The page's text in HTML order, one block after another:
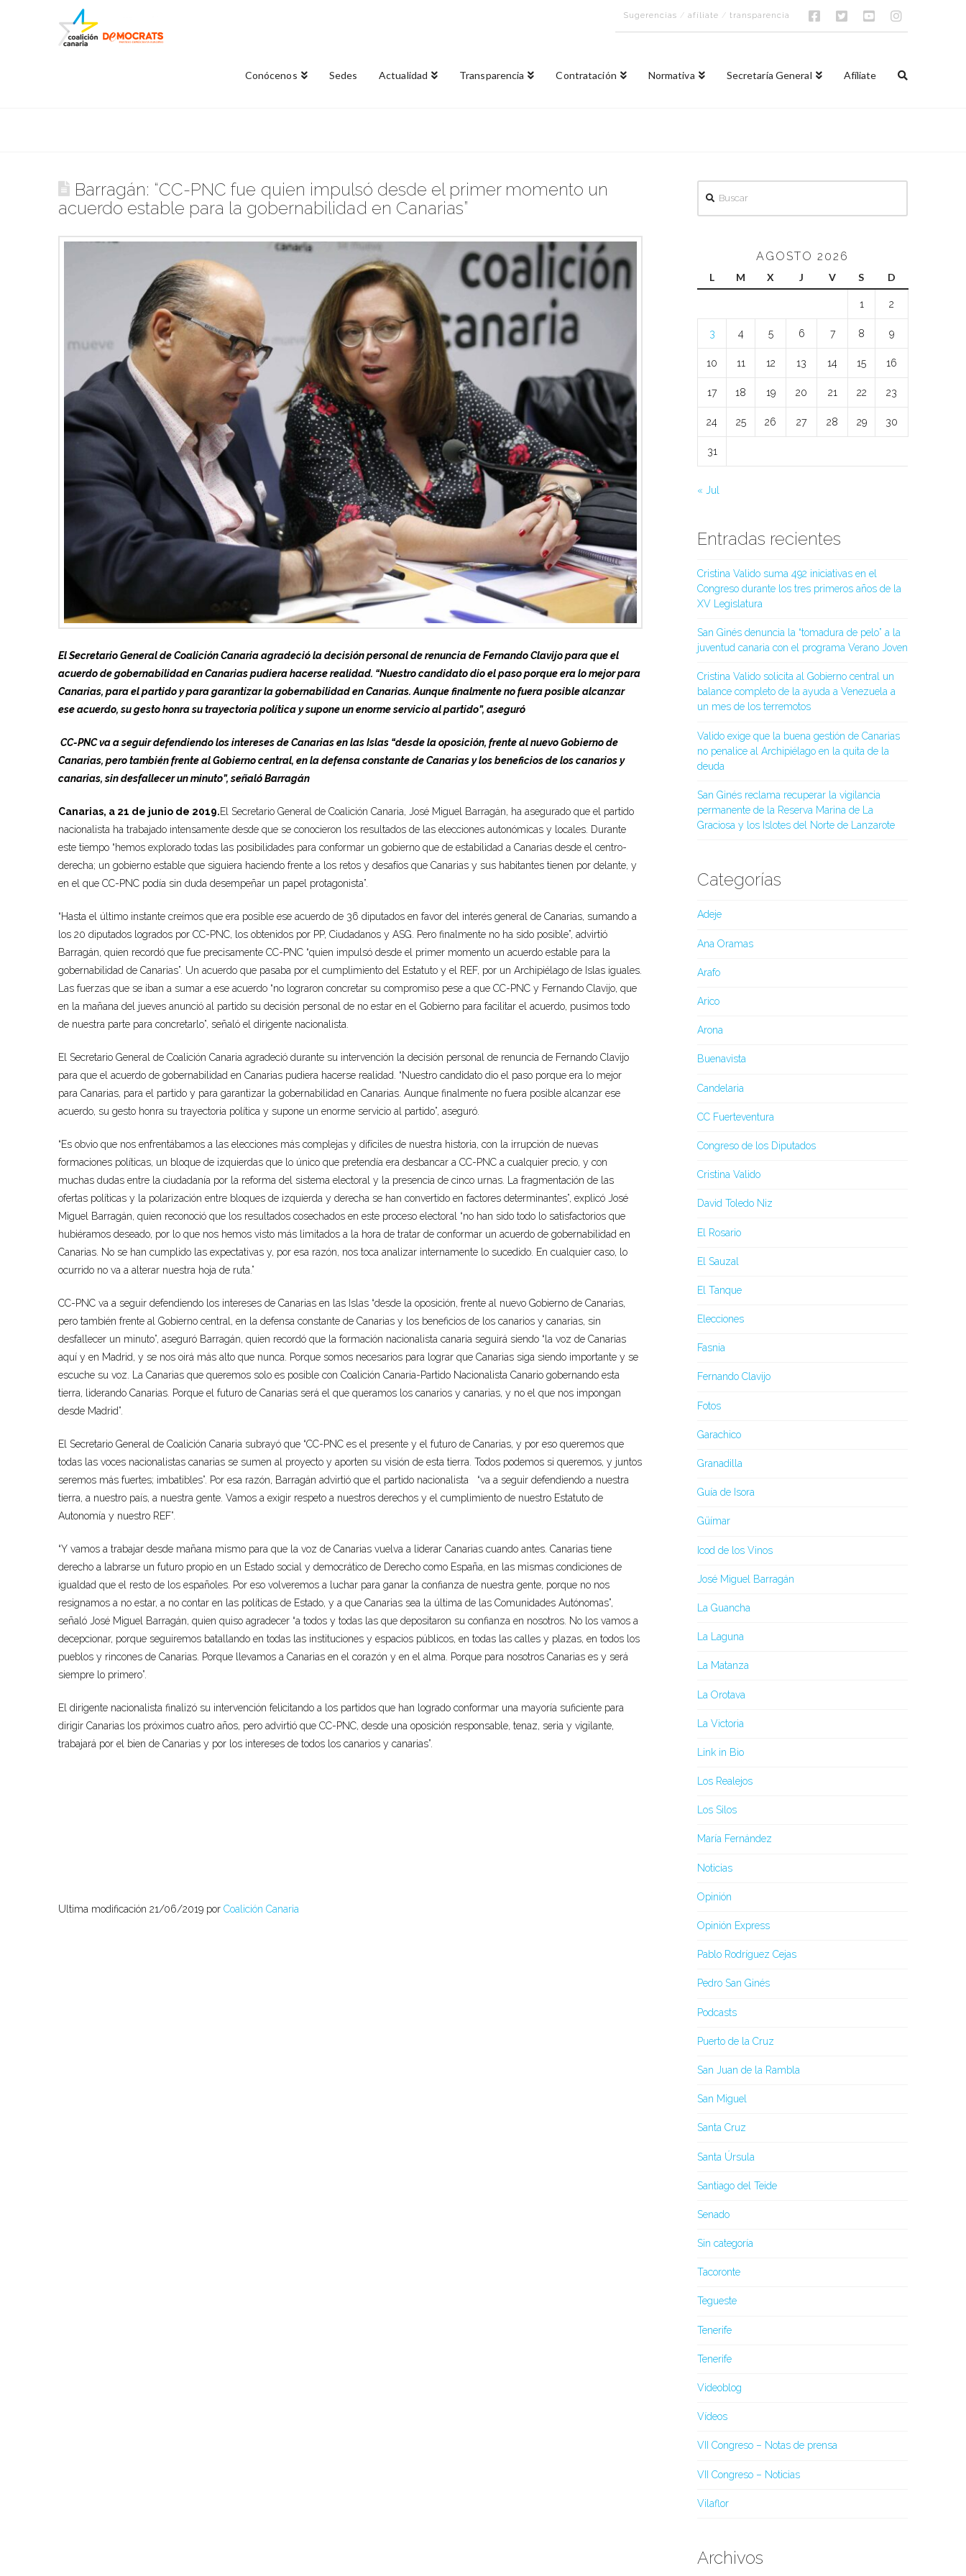
Sugerencias /afíliate /transparencia
Conócenos Sedes Actualidad Transparencia Contratación Normativa Secretaría General Afíliate
Barragán: “CC-PNC fue quien impulsó desde el primer momento un
acuerdo estable para la gobernabilidad en Canarias”
El Secretario General de Coalición Canaria agradeció la decisión personal de renuncia de Fernando Clavijo para que el
acuerdo de gobernabilidad en Canarias pudiera hacerse realidad. “Nuestro candidato dio el paso porque era lo mejor para
Canarias, para el partido y para garantizar la gobernabilidad en Canarias. Aunque finalmente no fuera posible alcanzar
ese acuerdo, su gesto honra su trayectoria política y supone un enorme servicio al partido”, aseguró
CC-PNC va a seguir defendiendo los intereses de Canarias en las Islas “desde la oposición, frente al nuevo Gobierno de
Canarias, pero también frente al Gobierno central, en la defensa constante de Canarias y los beneficios de los canarios y
canarias, sin desfallecer un minuto”, señaló Barragán
Canarias, a 21 de junio de 2019.El Secretario General de Coalición Canaria, José Miguel Barragán, ha asegurado que el partido
nacionalista ha trabajado intensamente desde que se conocieron los resultados de las elecciones autonómicas y locales. Durante
este tiempo “hemos explorado todas las posibilidades para conformar un gobierno que de estabilidad a Canarias desde el centro-
derecha; un gobierno estable que siguiera haciendo frente a los retos y desafíos que Canarias y sus habitantes tienen por delante, y
en el que CC-PNC podía sin duda desempeñar un papel protagonista”.
“Hasta el último instante creímos que era posible ese acuerdo de 36 diputados en favor del interés general de Canarias, sumando a
los 20 diputados logrados por CC-PNC, los obtenidos por PP, Ciudadanos y ASG. Pero finalmente no ha sido posible”, advirtió
Barragán, quien recordó que fue precisamente CC-PNC “quien impulsó desde el primer momento un acuerdo estable para la
gobernabilidad de Canarias”. Un acuerdo que pasaba por el cumplimiento del Estatuto y el REF, por un Archipiélago de Islas iguales.
Las fuerzas que se iban a sumar a ese acuerdo “no lograron concretar su compromiso pese a que CC-PNC y Fernando Clavijo, que
en la mañana del jueves anunció al partido su decisión personal de no estar en el Gobierno para facilitar el acuerdo, pusimos todo
de nuestra parte para concretarlo”, señaló el dirigente nacionalista.
El Secretario General de Coalición Canaria agradeció durante su intervención la decisión personal de renuncia de Fernando Clavijo
para que el acuerdo de gobernabilidad en Canarias pudiera hacerse realidad. “Nuestro candidato dio el paso porque era lo mejor
para Canarias, para el partido y para garantizar la gobernabilidad en Canarias. Aunque finalmente no fuera posible alcanzar ese
acuerdo, su gesto honra su trayectoria política y supone un enorme servicio al partido”, aseguró.
“Es obvio que nos enfrentábamos a las elecciones más complejas y difíciles de nuestra historia, con la irrupción de nuevas
formaciones políticas, un bloque de izquierdas que lo único que pretendía era desbancar a CC-PNC a cualquier precio, y con
muchas dudas entre la ciudadanía por la reforma del sistema electoral y la presencia de cinco urnas. La fragmentación de las
ofertas políticas y la polarización entre bloques de izquierda y derecha se han convertido en factores determinantes”, explicó José
Miguel Barragán, quien reconoció que los resultados cosechados en este proceso electoral “no han sido todo lo satisfactorios que
hubiéramos deseado, por lo que nos hemos visto más limitados a la hora de tratar de conformar un acuerdo de gobernabilidad en
Canarias. No se han cumplido las expectativas y, por esa razón, nos toca analizar internamente lo sucedido. En cualquier caso, lo
ocurrido no va a alterar nuestra hoja de ruta.”
CC-PNC va a seguir defendiendo los intereses de Canarias en las Islas “desde la oposición, frente al nuevo Gobierno de Canarias,
pero también frente al Gobierno central, en la defensa constante de Canarias y los beneficios de los canarios y canarias, sin
desfallecer un minuto”, aseguró Barragán, quien recordó que la formación nacionalista canaria seguirá siendo “la voz de Canarias
aquí y en Madrid, y se nos oirá más alto que nunca. Porque somos necesarios para lograr que Canarias siga siendo importante y se
escuche su voz. La Canarias que queremos solo es posible con Coalición Canaria-Partido Nacionalista Canario gobernando esta
tierra, liderando Canarias. Porque el futuro de Canarias será el que queramos los canarios y canarias, y no el que nos impongan
desde Madrid”.
El Secretario General de Coalición Canaria subrayó que “CC-PNC es el presente y el futuro de Canarias, y por eso queremos que
todas las voces nacionalistas canarias se sumen al proyecto y aporten su visión de esta tierra. Todos podemos si queremos, y juntos
seremos más fuertes; imbatibles”. Por esa razón, Barragán advirtió que el partido nacionalista “va a seguir defendiendo a nuestra
tierra, a nuestro país, a nuestra gente. Vamos a exigir respeto a nuestros derechos y el cumplimiento de nuestro Estatuto de
Autonomía y nuestro REF”.
“Y vamos a trabajar desde mañana mismo para que la voz de Canarias vuelva a liderar Canarias cuando antes. Canarias tiene
derecho a labrarse un futuro propio en un Estado social y democrático de Derecho como España, en las mismas condiciones de
igualdad que el resto de los españoles. Por eso volveremos a luchar para ganar la confianza de nuestra gente, porque no nos
resignamos a no estar, a no contar en las políticas de Estado, y a que Canarias sea la última de las Comunidades Autónomas”,
señaló José Miguel Barragán, quien quiso agradecer “a todos y todas las que depositaron su confianza en nosotros. No los vamos a
decepcionar, porque seguiremos batallando en todas las instituciones y espacios públicos, en todas las calles y plazas, en todos los
pueblos y rincones de Canarias. Porque llevamos a Canarias en el corazón y en el alma. Porque para nosotros Canarias es y será
siempre lo primero”.
El dirigente nacionalista finalizó su intervención felicitando a los partidos que han logrado conformar una mayoría suficiente para
dirigir Canarias los próximos cuatro años, pero advirtió que CC-PNC, desde una oposición responsable, tenaz, seria y vigilante,
trabajará por el bien de Canarias y por los intereses de todos los canarios y canarias”.
Ultima modificación 21/06/2019 por Coalición Canaria
AGOSTO 2026
L M X J V S D
1 2
3 4 5 6 7 8 9
10 11 12 13 14 15 16
17 18 19 20 21 22 23
24 25 26 27 28 29 30
31
« Jul
Entradas recientes
Cristina Valido suma 492 iniciativas en el
Congreso durante los tres primeros años de la
XV Legislatura
San Ginés denuncia la “tomadura de pelo” a la
juventud canaria con el programa Verano Joven
Cristina Valido solicita al Gobierno central un
balance completo de la ayuda a Venezuela a
un mes de los terremotos
Valido exige que la buena gestión de Canarias
no penalice al Archipiélago en la quita de la
deuda
San Ginés reclama recuperar la vigilancia
permanente de la Reserva Marina de La
Graciosa y los Islotes del Norte de Lanzarote
Categorías
Adeje
Ana Oramas
Arafo
Arico
Arona
Buenavista
Candelaria
CC Fuerteventura
Congreso de los Diputados
Cristina Valido
David Toledo Niz
El Rosario
El Sauzal
El Tanque
Elecciones
Fasnia
Fernando Clavijo
Fotos
Garachico
Granadilla
Guía de Isora
Güímar
Icod de los Vinos
José Miguel Barragán
La Guancha
La Laguna
La Matanza
La Orotava
La Victoria
Link in Bio
Los Realejos
Los Silos
María Fernández
Noticias
Opinión
Opinión Express
Pablo Rodríguez Cejas
Pedro San Ginés
Podcasts
Puerto de la Cruz
San Juan de la Rambla
San Miguel
Santa Cruz
Santa Úrsula
Santiago del Teide
Senado
Sin categoría
Tacoronte
Tegueste
Tenerife
Tenerife
Videoblog
Vídeos
VII Congreso – Notas de prensa
VII Congreso – Noticias
Vilaflor
Archivos